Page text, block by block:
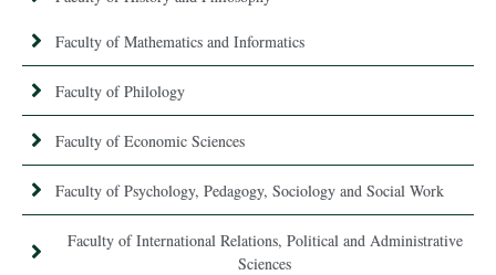
Faculty of Mathematics and Informatics
Faculty of Philology
Faculty of Economic Sciences
Faculty of Psychology, Pedagogy, Sociology and Social Work
Faculty of International Relations, Political and Administrative
Sciences